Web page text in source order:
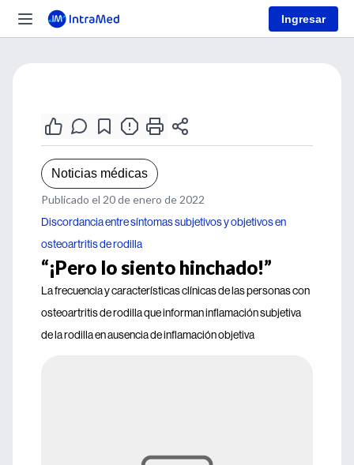
Ingresar
Noticias médicas
Publicado el 20 de enero de 2022
Discordancia entre síntomas subjetivos y objetivos en
osteoartritis de rodilla
“¡Pero lo siento hinchado!”
La frecuencia y características clínicas de las personas con
osteoartritis de rodilla que informan inflamación subjetiva
de la rodilla en ausencia de inflamación objetiva